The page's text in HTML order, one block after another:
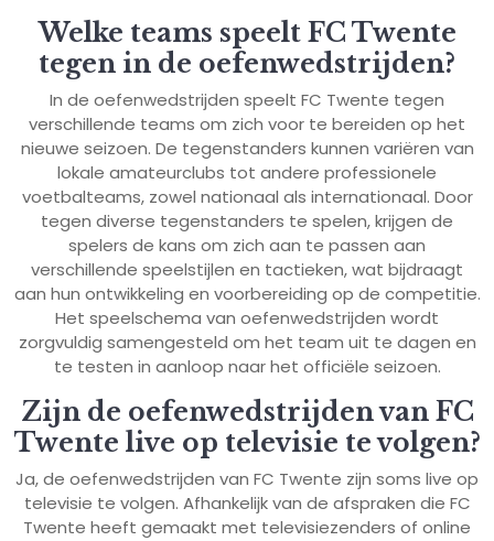
Welke teams speelt FC Twente
tegen in de oefenwedstrijden?
In de oefenwedstrijden speelt FC Twente tegen
verschillende teams om zich voor te bereiden op het
nieuwe seizoen. De tegenstanders kunnen variëren van
lokale amateurclubs tot andere professionele
voetbalteams, zowel nationaal als internationaal. Door
tegen diverse tegenstanders te spelen, krijgen de
spelers de kans om zich aan te passen aan
verschillende speelstijlen en tactieken, wat bijdraagt
aan hun ontwikkeling en voorbereiding op de competitie.
Het speelschema van oefenwedstrijden wordt
zorgvuldig samengesteld om het team uit te dagen en
te testen in aanloop naar het officiële seizoen.
Zijn de oefenwedstrijden van FC
Twente live op televisie te volgen?
Ja, de oefenwedstrijden van FC Twente zijn soms live op
televisie te volgen. Afhankelijk van de afspraken die FC
Twente heeft gemaakt met televisiezenders of online